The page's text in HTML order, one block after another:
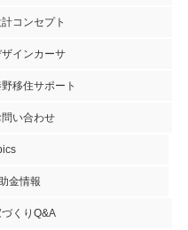
コンセプト
インカーサ
移住サポート
問い合わせ
金情報
くりQ&A